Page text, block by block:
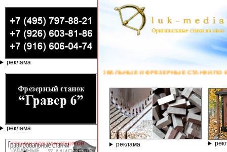
реклама
реклама
И ФРЕЗЕРНЫЕ СТАНКИ ПО КАМНЮ ОТ КОМПАНИИ ГРАВЁР -
реклама